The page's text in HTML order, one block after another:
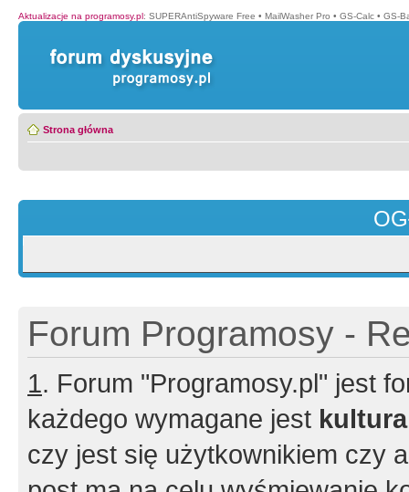
Aktualizacje na programosy.pl: SUPERAntiSpyware Free • MailWasher Pro • GS-Calc • GS-
Strona główna
Forum Programosy -
1. Forum "Programosy.pl" jest
każdego wymagane jest
czy jest się użytkownikiem czy